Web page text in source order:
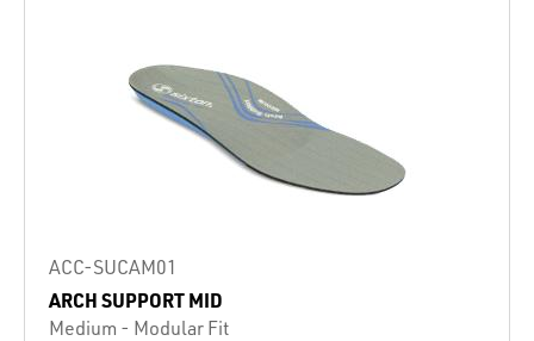
ACC-SUCAM01
ARCH SUPPORT MID
Medium - Modular Fit